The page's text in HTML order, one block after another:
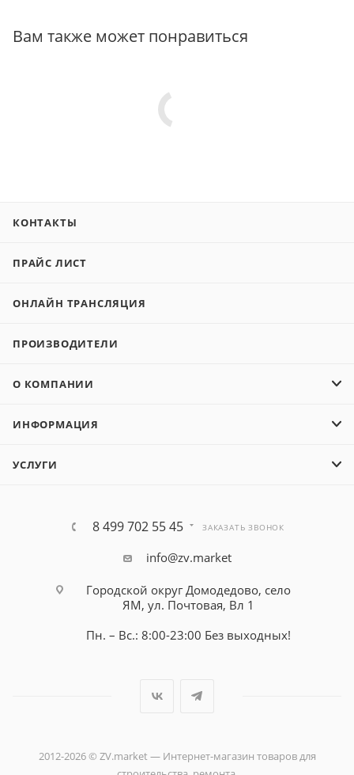
Вам также может понравиться
КОНТАКТЫ
ПРАЙС ЛИСТ
ОНЛАЙН ТРАНСЛЯЦИЯ
ПРОИЗВОДИТЕЛИ
О КОМПАНИИ
ИНФОРМАЦИЯ
УСЛУГИ
8 499 702 55 45 ЗАКАЗАТЬ ЗВОНОК
info@zv.market
Городской округ Домодедово, село
ЯМ, ул. Почтовая, Вл 1
Пн. – Вс.: 8:00-23:00 Без выходных!
2012-2026 © ZV.market — Интернет-магазин товаров для